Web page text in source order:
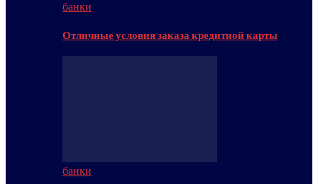
банки
Отличные условия заказа кредитной карты
банки